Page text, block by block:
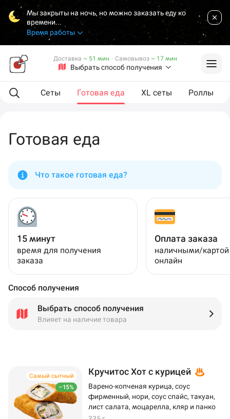
Мы закрыты на ночь, но можно заказать еду ко
времени...
Время работы
Выбрать способ получения
Доставка ~ 51 мин · Самовывоз ~ 17 мин
Сеты Готовая еда XL сеты Роллы
Готовая еда
Что такое готовая еда?
15 минут
время для получения
заказа
Оплата заказа
наличными/
онлайн
Способ получения
Выбрать способ получения
Влияет на наличие товара
–15%
Самый сытный Кручитос Хот с курицей
Варено-копченая курица, соус
фирменный, нори, соус спайс, такуан,
лист салата, моцарелла, кляр и панко